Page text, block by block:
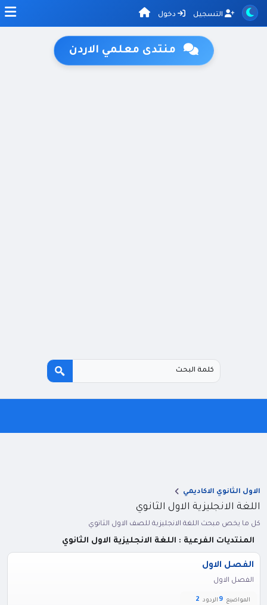
التسجيل دخول
منتدى معلمي الاردن
الاول الثانوي الاكاديمي
اللغة الانجليزية الاول الثانوي
كل ما يخص مبحث اللغة الانجليزية للصف الاول الثانوي
المنتديات الفرعية : اللغة الانجليزية الاول الثانوي
الفصل الاول
الفصل الاول
المواضيع 9 الردود 2